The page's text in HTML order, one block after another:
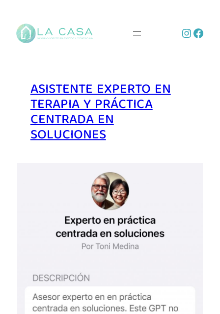
contenido
ASISTENTE EXPERTO EN
TERAPIA Y PRÁCTICA
CENTRADA EN
SOLUCIONES